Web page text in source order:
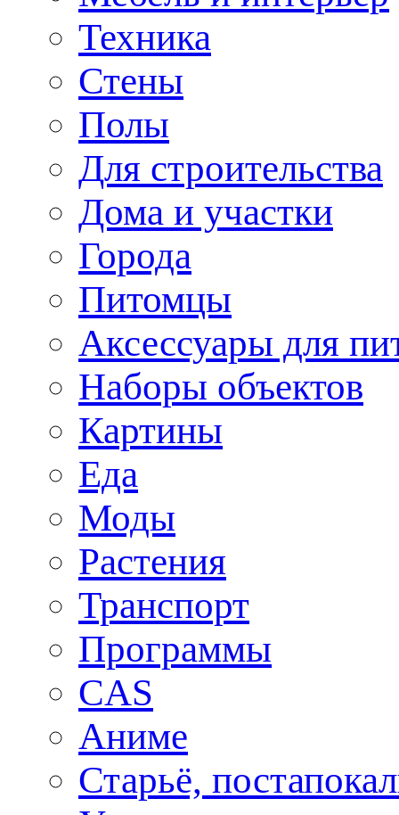
Техника
Стены
Полы
Для строительства
Дома и участки
Города
Питомцы
Аксессуары для
Наборы объектов
Картины
Еда
Моды
Растения
Транспорт
Программы
CAS
Аниме
Старьё,